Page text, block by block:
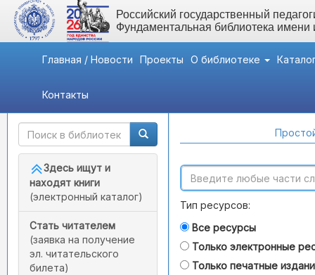
Российский государственный
Фундаментальная библиотека
Главная / Новости Проекты О библиотеке
Контакты
Быстрый доступ
Здесь ищут и
находят книги
(электронный каталог)
Стать читателем
(заявка на получение
эл. читательского
билета)
Тип ресурсов:
Все ресурсы
Только электронные
Только печатные